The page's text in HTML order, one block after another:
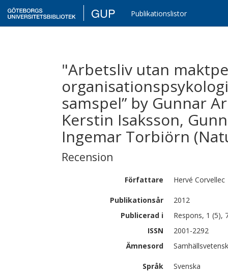
GUP Publikationslistor
"Arbetsliv utan
samspel” by Gunnar
Kerstin Isaksson,
Ingemar Torbiörn
Recension
Författare Hervé Corvellec
Publikationsår
2012
Publicerad i
Respons, 1 (5),
ISSN
2001-2292
Ämnesord
Språk
Svenska